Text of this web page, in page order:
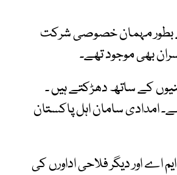
نے بطور مہمان خصوصی شرکت
بھی موجود تھے۔
کے ساتھ دھڑکتے ہیں ۔
امدادی سامان اہل پاکستان
اے اور دیگر فلاحی اداورں کی